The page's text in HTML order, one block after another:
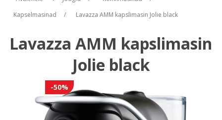
Kapselmasinad
/ Lavazza AMM kapslimasin Jolie black
Lavazza AMM kapslimasin
Jolie black
-50%